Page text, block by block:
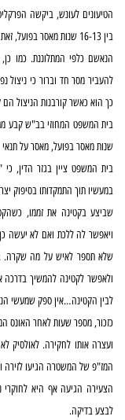
הטיעונים לעונש, ביקשה
בין 16-13 שנות מאסר
הנאשם כלפי המתלוננת. כמו
להעביר מסר חד וברור כי ניצול
כך הוא כאשר קורבנות הניצול הם
שנות מאסר בפועל, מאסר על תנאי ופיצוי בסך
בית המשפט ציין בגזר הדין,
במעשיו תוך התמקדותו בסיפוק
שביצע בקטינה את זממו,
ויאפשר לה ללכת ואם לא יעשה
שלא תספר לאיש על מה שקרה.
ולאפשר לקטינה להמשיך בדרכה
לבין הקטינה…אין ספק שמעשי
כזכור, מספר שעות לאחר האונס
ועצרה אותו לחקירה. לאולסיק
המז"פ של המשטרה הגיעו לזירה
הצעירה הגיעה אף היא לחוקרי
לבצע בדיקה.